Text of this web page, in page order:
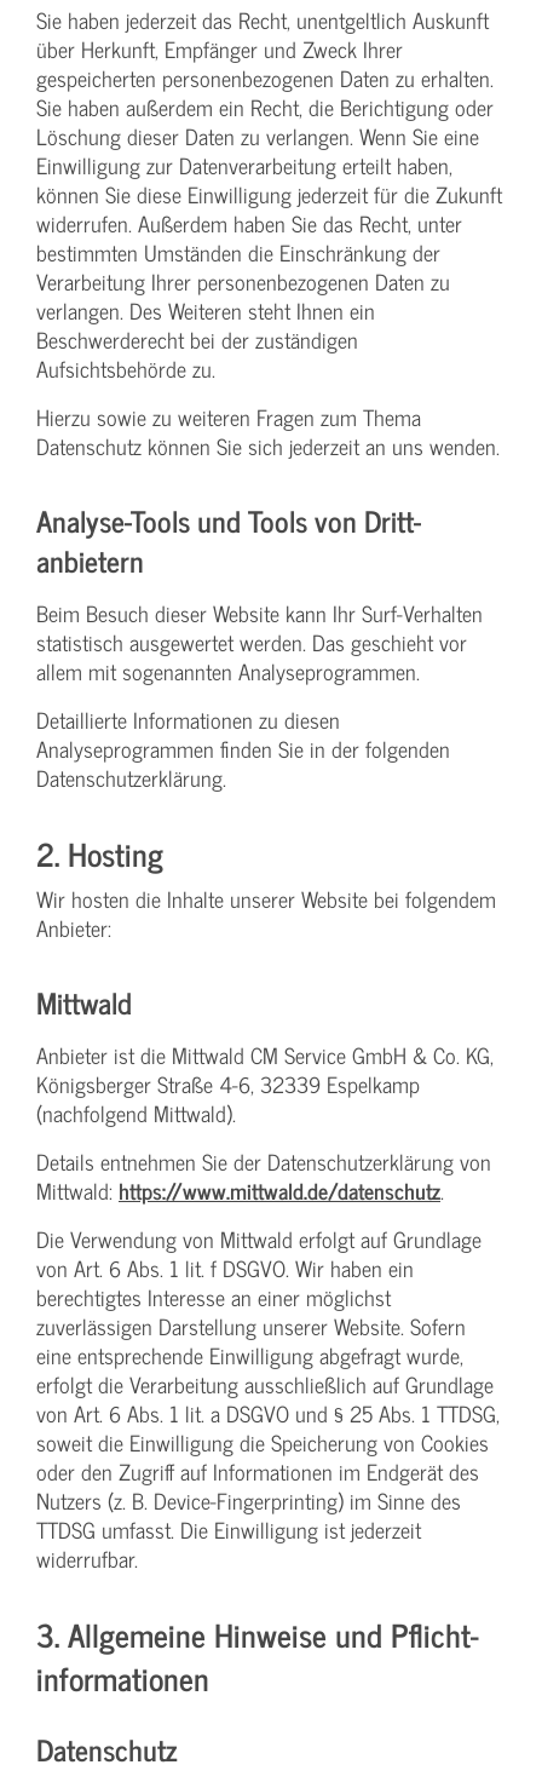
Sie haben jederzeit das Recht, unentgeltlich Auskunft
über Herkunft, Empfänger und Zweck Ihrer
gespeicherten personenbezogenen Daten zu erhalten.
Sie haben außerdem ein Recht, die Berichtigung oder
Löschung dieser Daten zu verlangen. Wenn Sie eine
Einwilligung zur Datenverarbeitung erteilt haben,
können Sie diese Einwilligung jederzeit für die Zukunft
widerrufen. Außerdem haben Sie das Recht, unter
bestimmten Umständen die Einschränkung der
Verarbeitung Ihrer personenbezogenen Daten zu
verlangen. Des Weiteren steht Ihnen ein
Beschwerderecht bei der zuständigen
Aufsichtsbehörde zu.
Hierzu sowie zu weiteren Fragen zum Thema
Datenschutz können Sie sich jederzeit an uns wenden.
Analyse-Tools und Tools von Dritt­
anbietern
Beim Besuch dieser Website kann Ihr Surf-Verhalten
statistisch ausgewertet werden. Das geschieht vor
allem mit sogenannten Analyseprogrammen.
Detaillierte Informationen zu diesen
Analyseprogrammen finden Sie in der folgenden
Datenschutzerklärung.
2. Hosting
Wir hosten die Inhalte unserer Website bei folgendem
Anbieter:
Mittwald
Anbieter ist die Mittwald CM Service GmbH & Co. KG,
Königsberger Straße 4-6, 32339 Espelkamp
(nachfolgend Mittwald).
Details entnehmen Sie der Datenschutzerklärung von
Mittwald: https://www.mittwald.de/datenschutz.
Die Verwendung von Mittwald erfolgt auf Grundlage
von Art. 6 Abs. 1 lit. f DSGVO. Wir haben ein
berechtigtes Interesse an einer möglichst
zuverlässigen Darstellung unserer Website. Sofern
eine entsprechende Einwilligung abgefragt wurde,
erfolgt die Verarbeitung ausschließlich auf Grundlage
von Art. 6 Abs. 1 lit. a DSGVO und § 25 Abs. 1 TTDSG,
soweit die Einwilligung die Speicherung von Cookies
oder den Zugriff auf Informationen im Endgerät des
Nutzers (z. B. Device-Fingerprinting) im Sinne des
TTDSG umfasst. Die Einwilligung ist jederzeit
widerrufbar.
3. Allgemeine Hinweise und Pflicht­
informationen
Datenschutz